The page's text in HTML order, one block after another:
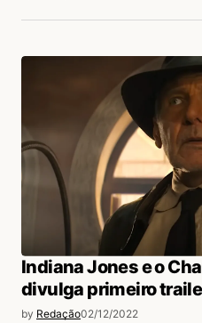
Indiana Jones e o
divulga primeiro
by Redação02/12/2022